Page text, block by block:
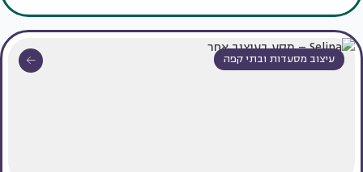
עיצוב מסעדות ובתי קפה